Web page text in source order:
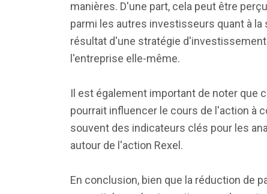
manières. D'une part, cela peut être
parmi les autres investisseurs quant à
résultat d'une stratégie
l'entreprise elle-même.
Il est également important de noter que
pourrait influencer le cours de l'action à
souvent des indicateurs clés pour les
autour de l'action Rexel.
En conclusion, bien que la réduction de